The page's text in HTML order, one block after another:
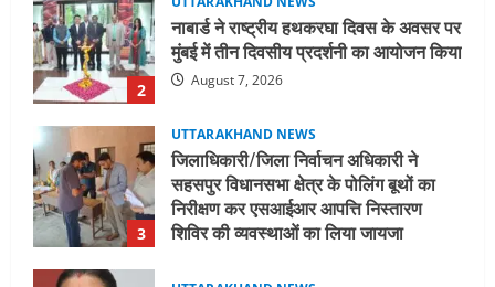
3
जिलाधिकारी/जिला निर्वाचन अधिकारी ने
सहसपुर विधानसभा क्षेत्र के पोलिंग बूथों का
निरीक्षण कर एसआईआर आपत्ति निस्तारण
शिविर की व्यवस्थाओं का लिया जायजा
4
UTTARAKHAND NEWS
तीलू रौतेली पुरस्कार के लिए 13 वीरांगनाओं का
चयन : रेखा आर्या
August 6, 2026